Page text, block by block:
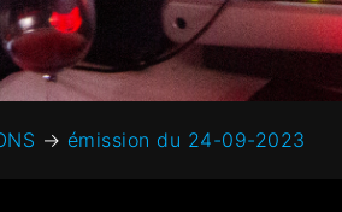
→ émission du 24-09-2023